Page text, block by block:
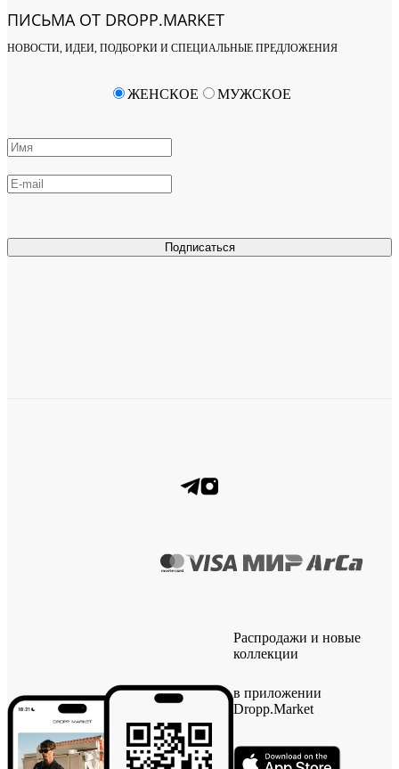
ПИСЬМА ОТ DROPP.MARKET
НОВОСТИ, ИДЕИ, ПОДБОРКИ И СПЕЦИАЛЬНЫЕ ПРЕДЛОЖЕНИЯ
Подписаться
ЖЕНСКОЕ МУЖСКОЕ
Распродажи и новые
коллекции
в приложении
Dropp.Market